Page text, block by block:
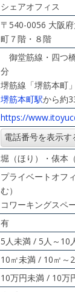
シェアオフィス
〒540-0056 大阪
町７階・８階
御堂筋線・四つ
堺筋線「堺筋本町
堺筋本町駅から約
https://
堀（ほり）・俵本
プライベートオフ
コワーキングスペ
有
5人未満 / 5人～10
10㎡未満 / 10㎡～
10万円未満 / 10万